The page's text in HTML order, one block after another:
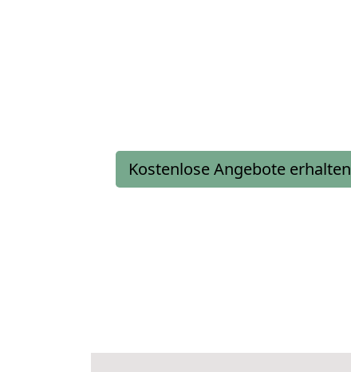
Kostenlose Angebote erhalten